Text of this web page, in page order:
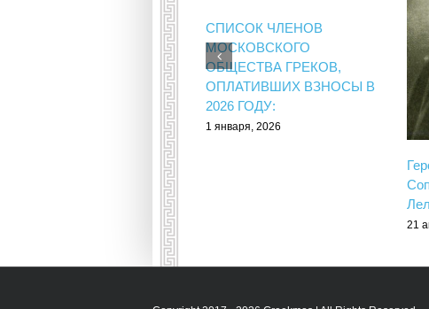
СПИСОК ЧЛЕНОВ
МОСКОВСКОГО
ОБЩЕСТВА ГРЕКОВ,
ОПЛАТИВШИХ ВЗНОСЫ В
2026 ГОДУ:
1 января, 2026
21